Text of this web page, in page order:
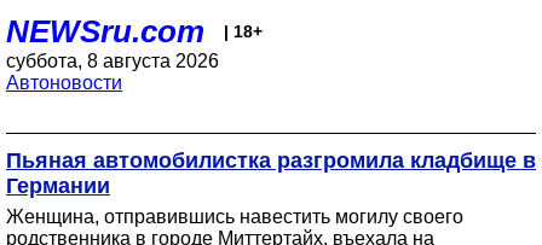
NEWSru.com | 18+
суббота, 8 августа 2026
Автоновости
Пьяная автомобилистка разгромила кладбище в
Германии
Женщина, отправившись навестить могилу своего
родственника в городе Миттертайх, въехала на